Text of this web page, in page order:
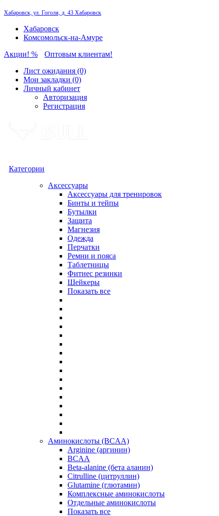
Хабаровск, ул. Гоголя, д. 43 Хабаровск
Хабаровск
Комсомольск-на-Амуре
Акции! %
Оптовым клиентам!
Лист ожидания (0)
Мои закладки (0)
Личный кабинет
Авторизация
Регистрация
Категории
Аксессуары
Аксессуары для тренировок
Бинты и тейпы
Бутылки
Защита
Магнезия
Одежда
Перчатки
Ремни и пояса
Таблетницы
Фитнес резинки
Шейкеры
Показать все
Аминокислоты (BCAA)
Arginine (аргинин)
BCAA
Beta-alanine (бета аланин)
Citrulline (цитруллин)
Glutamine (глютамин)
Комплексные аминокислоты
Отдельные аминокислоты
Показать все